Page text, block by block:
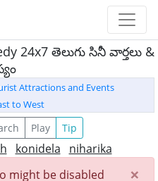
24x7 తెలుగు సినీ వార్తలు &
Attractions and Events
to West
Play Tip
konidela niharika
×
might be disabled